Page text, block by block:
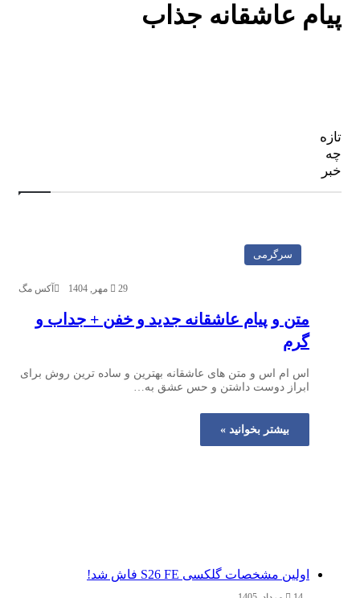
پیام عاشقانه جذاب
سرگرمی
آکس مگ 29 مهر, 1404
متن و پیام عاشقانه جدید و خفن + جداب و
گرم
اس ام اس و متن های عاشقانه بهترین و ساده ترین روش برای
ابراز دوست داشتن و حس عشق به…
بیشتر بخوانید »
تازه
چه
خبر
اولین مشخصات گلکسی S26 FE فاش شد!